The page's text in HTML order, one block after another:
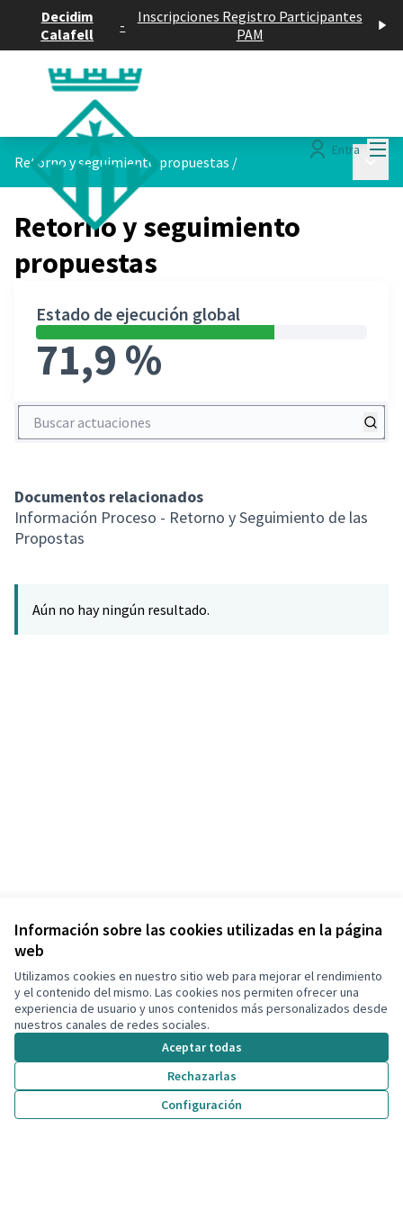
Información sobre las cookies utilizadas en la página
web
Utilizamos cookies en nuestro sitio web para mejorar el rendimiento
y el contenido del mismo. Las cookies nos permiten ofrecer una
experiencia de usuario y unos contenidos más personalizados desde
nuestros canales de redes sociales.
Aceptar todas
Rechazarlas
Configuración
Decidim
Calafell
-
Inscripciones Registro Participantes
PAM
Entra
Retorno y seguimiento propuestas /
Retorno y seguimiento
propuestas
Estado de ejecución global
71,9 %
Buscar actuaciones
Documentos relacionados
Información Proceso - Retorno y Seguimiento de las
Propostas
Aún no hay ningún resultado.